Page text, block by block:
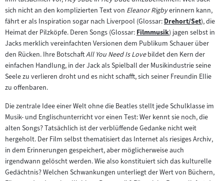
Inhalt:
sich nicht an den komplizierten Text von Eleanor Rigbyerinnern kann,
fährt er als Inspiration sogar nach Liverpool (Glossar:Zum
Inhalt:
Drehort/Set), die
Heimat der Pilzköpfe. Deren Songs (Glossar:Zum
Inhalt:
Filmmusik) jagen selbst in
Jacks merklich vereinfachten Versionen dem Publikum Schauer über
den Rücken. Ihre BotschaftAll You Need Is Lovebildet den Kern der
einfachen Handlung, in der Jack als Spielball der Musikindustrie seine
Seele zu verlieren droht und es nicht schafft, sich seiner Freundin Ellie
zu offenbaren.
Die zentrale Idee einer Welt ohne die Beatles stellt jede Schulklasse im
Musik- und Englischunterricht vor einen Test: Wer kennt sie noch, die
alten Songs? Tatsächlich ist der verblüffende Gedanke nicht weit
hergeholt. Der Film selbst thematisiert das Internet als riesiges Archiv,
in dem Erinnerungen gespeichert, aber möglicherweise auch
irgendwann gelöscht werden. Wie also konstituiert sich das kulturelle
Gedächtnis? Welchen Schwankungen unterliegt der Wert von Büchern,